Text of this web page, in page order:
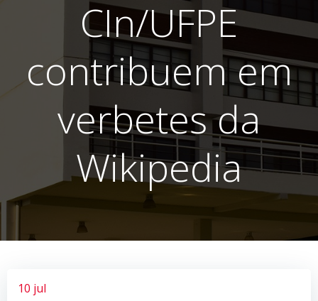
CIn/UFPE
contribuem em
verbetes da
Wikipedia
10 jul